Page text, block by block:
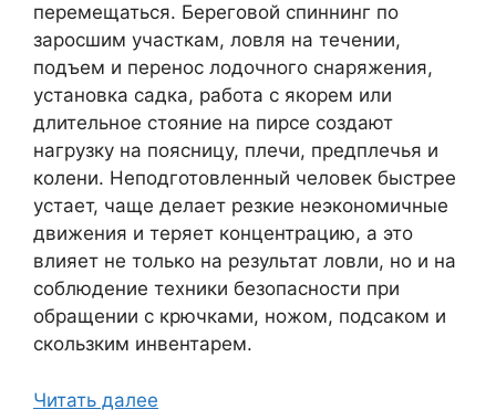
перемещаться. Береговой спиннинг по
заросшим участкам, ловля на течении,
подъем и перенос лодочного снаряжения,
установка садка, работа с якорем или
длительное стояние на пирсе создают
нагрузку на поясницу, плечи, предплечья и
колени. Неподготовленный человек быстрее
устает, чаще делает резкие неэкономичные
движения и теряет концентрацию, а это
влияет не только на результат ловли, но и на
соблюдение техники безопасности при
обращении с крючками, ножом, подсаком и
скользким инвентарем.
Читать далее